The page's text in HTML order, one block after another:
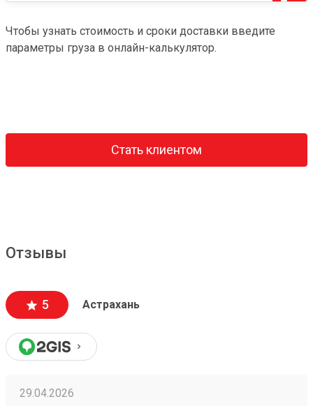
Чтобы узнать стоимость и сроки доставки введите
параметры груза в онлайн-калькулятор.
Стать клиентом
Отзывы
5 Астрахань
29.04.2026